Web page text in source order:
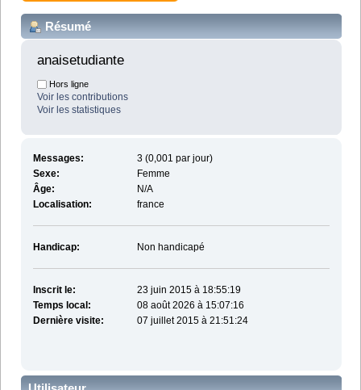
Résumé
anaisetudiante
Hors ligne
Voir les contributions
Voir les statistiques
Messages:
3 (0,001 par jour)
Sexe:
Femme
Âge:
N/A
Localisation:
france
Handicap: Non handicapé
Inscrit le:
23 juin 2015 à 18:55:19
Temps local:
08 août 2026 à 15:07:16
Dernière visite:
07 juillet 2015 à 21:51:24